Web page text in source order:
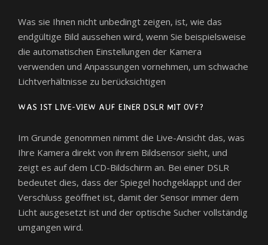
Was sie Ihnen nicht unbedingt zeigen, ist, wie das
endgültige Bild aussehen wird, wenn Sie beispielsweise
die automatischen Einstellungen der Kamera
verwenden und Anpassungen vornehmen, um schwache
Lichtverhältnisse zu berücksichtigen
WAS IST LIVE-VIEW AUF EINER DSLR MIT OVF?
Im Grunde genommen nimmt die Live-Ansicht das, was
Ihre Kamera direkt von ihrem Bildsensor sieht, und
zeigt es auf dem LCD-Bildschirm an. Bei einer DSLR
bedeutet dies, dass der Spiegel hochgeklappt und der
Verschluss geöffnet ist, damit der Sensor immer dem
Licht ausgesetzt ist und der optische Sucher vollständig
umgangen wird.